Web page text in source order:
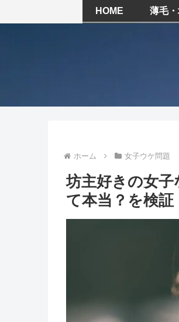
HOME 薄毛
ホーム 女子ウケ問題
坊主好きの女
て本当？を検証